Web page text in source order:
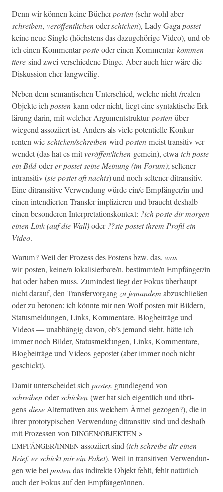
Denn wir kön­nen keine Büch­erposten(sehr wohl aber
schreiben, veröf­fentlichenoderschick­en), Lady Gagapostet
keine neue Sin­gle (höch­stens das dazuge­hörige Video), und ob
ich einen Kom­men­tarposteoder einen Kom­men­tarkom­men­
tiere sind zwei ver­schiedene Dinge. Aber auch hier wäre die
Diskus­sion eher langweilig.
Neben dem seman­tis­chen Unter­schied, welche nicht-/realen
Objek­te ichposten kann oder nicht, liegt eine syn­tak­tis­che Erk­
lärung darin, mit welch­er Argu­mentstruk­turposten über­
wiegend assozi­iert ist. Anders als viele poten­tielle Konkur­
renten wie schicken/schreiben wird posten meist tran­si­tiv ver­
wen­det (das hat es mitveröf­fentlichen gemein), etwa ich poste
ein Bildoderer postet seine Mei­n­ung (im Forum); sel­tener
intran­si­tiv (sie postet oft nachts) und noch sel­tener ditran­si­tiv.
Eine ditran­si­tive Ver­wen­dung würde ein/e Empfänger/in und
einen intendierten Trans­fer implizieren und braucht deshalb
einen beson­deren Inter­pre­ta­tion­skon­text: ?ich poste dir mor­gen
einen Link (auf die Wall)oder ??sie postet ihrem Pro­fil ein
Video.
Warum? Weil der Prozess des Postens bzw. das, was
wir posten, keine/n lokalisierbare/n, bestimmte/n Empfänger/in
hat oder haben muss. Zumin­d­est liegt der Fokus über­haupt
nicht darauf, den Trans­fer­vor­gang zu jeman­dem abzuschließen
oder zu beto­nen: ich kön­nte mir nen Wolf posten mit Bildern,
Sta­tus­meldun­gen, Links, Kom­mentare, Blog­beiträge und
Videos — unab­hängig davon, ob’s jemand sieht, hätte ich
immer noch Bilder, Sta­tus­meldun­gen, Links, Kom­mentare,
Blog­beiträge und Videos gepostet (aber immer noch nicht
geschickt).
Damit unter­schei­det sichposten grundle­gend von
schreiben oderschick­en (wer hat sich eigentlich und übri­
gens dieseAlter­na­tiv­en aus welchem Ärmel gezo­gen?), die in
ihrer pro­to­typ­is­chen Ver­wen­dung ditran­si­tiv sind und deshalb
mit Prozessen von DINGEN/OBJEKTEN >
EMPFÄNGER/INNEN assozi­iert sind (ich schreibe dir einen
Brief, er schickt mir ein Paket). Weil in tran­si­tiv­en Ver­wen­dun­
gen wie beipostendas indi­rek­te Objekt fehlt, fehlt natür­lich
auch der Fokus auf den Empfänger/innen.